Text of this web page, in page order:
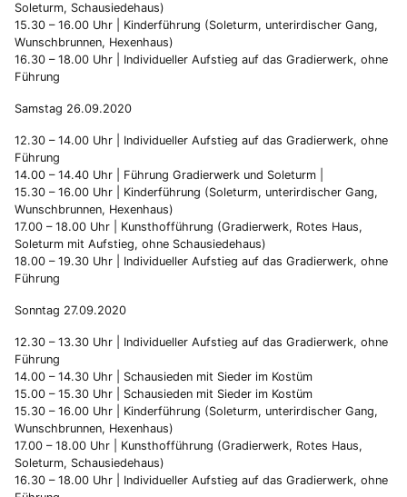
Soleturm, Schausiedehaus)
15.30 – 16.00 Uhr | Kinderführung (Soleturm, unterirdischer Gang,
Wunschbrunnen, Hexenhaus)
16.30 – 18.00 Uhr | Individueller Aufstieg auf das Gradierwerk, ohne
Führung
Samstag 26.09.2020
12.30 – 14.00 Uhr | Individueller Aufstieg auf das Gradierwerk, ohne
Führung
14.00 – 14.40 Uhr | Führung Gradierwerk und Soleturm |
15.30 – 16.00 Uhr | Kinderführung (Soleturm, unterirdischer Gang,
Wunschbrunnen, Hexenhaus)
17.00 – 18.00 Uhr | Kunsthofführung (Gradierwerk, Rotes Haus,
Soleturm mit Aufstieg, ohne Schausiedehaus)
18.00 – 19.30 Uhr | Individueller Aufstieg auf das Gradierwerk, ohne
Führung
Sonntag 27.09.2020
12.30 – 13.30 Uhr | Individueller Aufstieg auf das Gradierwerk, ohne
Führung
14.00 – 14.30 Uhr | Schausieden mit Sieder im Kostüm
15.00 – 15.30 Uhr | Schausieden mit Sieder im Kostüm
15.30 – 16.00 Uhr | Kinderführung (Soleturm, unterirdischer Gang,
Wunschbrunnen, Hexenhaus)
17.00 – 18.00 Uhr | Kunsthofführung (Gradierwerk, Rotes Haus,
Soleturm, Schausiedehaus)
16.30 – 18.00 Uhr | Individueller Aufstieg auf das Gradierwerk, ohne